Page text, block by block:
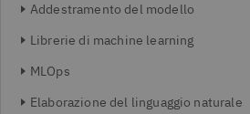
Addestramento del modello
Librerie di machine learning
MLOps
Elaborazione del linguaggio naturale